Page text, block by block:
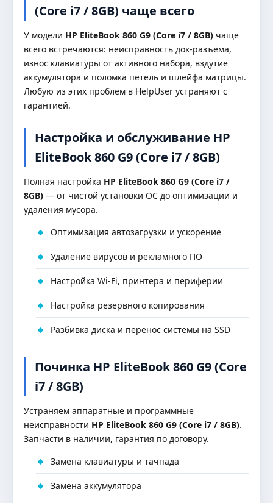
(Core i7 / 8GB) чаще всего
У модели HP EliteBook 860 G9 (Core i7 / 8GB) чаще
всего встречаются: неисправность док-разъёма,
износ клавиатуры от активного набора, вздутие
аккумулятора и поломка петель и шлейфа матрицы.
Любую из этих проблем в HelpUser устраняют с
гарантией.
Настройка и обслуживание HP
EliteBook 860 G9 (Core i7 / 8GB)
Полная настройка HP EliteBook 860 G9 (Core i7 /
8GB) — от чистой установки ОС до оптимизации и
удаления мусора.
Оптимизация автозагрузки и ускорение
Удаление вирусов и рекламного ПО
Настройка Wi-Fi, принтера и периферии
Настройка резервного копирования
Разбивка диска и перенос системы на SSD
Починка HP EliteBook 860 G9 (Core
i7 / 8GB)
Устраняем аппаратные и программные
неисправности HP EliteBook 860 G9 (Core i7 / 8GB).
Запчасти в наличии, гарантия по договору.
Замена клавиатуры и тачпада
Замена аккумулятора